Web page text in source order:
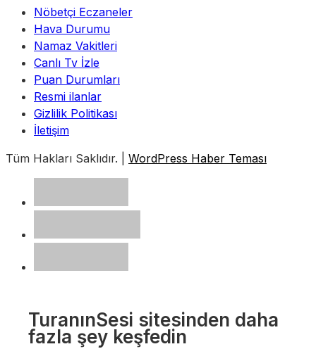
Nöbetçi Eczaneler
Hava Durumu
Namaz Vakitleri
Canlı Tv İzle
Puan Durumları
Resmi ilanlar
Gizlilik Politikası
İletişim
Tüm Hakları Saklıdır. | WordPress Haber Teması
TuranınSesi sitesinden daha
fazla şey keşfedin